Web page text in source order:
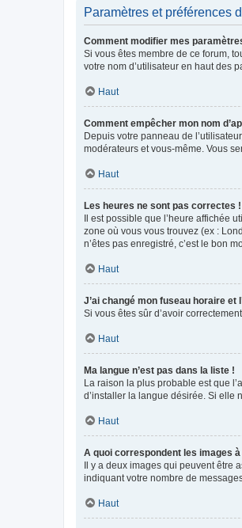
Paramètres et préférences
Comment modifier mes
Si vous êtes membre de ce forum,
votre nom d’utilisateur en haut des
Haut
Comment empêcher mon nom
Depuis votre panneau de
modérateurs et vous-même. Vous
Haut
Les heures ne sont pas correctes !
Il est possible que l’heure affichée
zone où vous vous trouvez (ex :
n’êtes pas enregistré, c’est le bon
Haut
J’ai changé mon fuseau horaire
Si vous êtes sûr d’avoir
Haut
Ma langue n’est pas dans la liste !
La raison la plus probable est que
d’installer la langue désirée. Si elle
Haut
A quoi correspondent les images
Il y a deux images qui peuvent être
indiquant votre nombre de
Haut